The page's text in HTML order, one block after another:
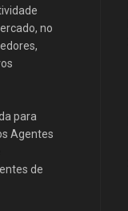
no
para
Agentes
de